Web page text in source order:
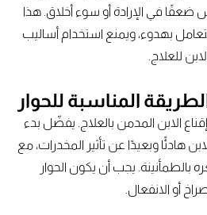
في الإرادة أو سوء أخلاق. هذا
بهدوء، ويمنع استخدام أساليب
للعلاج.
الابن المدمن بالعلاج. يفضّل بدء
هادئًا وبعيدًا عن تأثير المخدرات، مع
بالطمأنينة. يجب أن يكون الحوار
أو الانفعال.